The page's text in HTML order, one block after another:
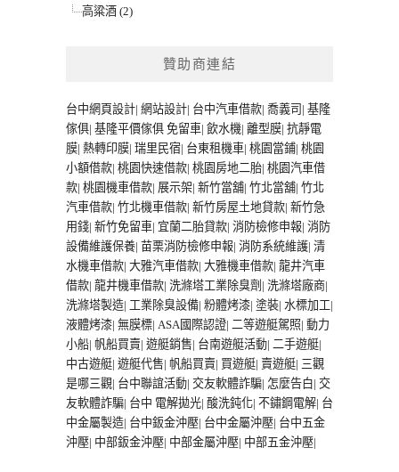
高粱酒 (2)
贊助商連結
台中網頁設計| 網站設計| 台中汽車借款| 喬義司 | 基隆
傢俱| 基隆平價傢俱 免留車| 飲水機| 離型膜| 抗靜電
膜| 熱轉印膜| 瑞里民宿| 台東租機車| 桃園當鋪| 桃園
小額借款| 桃園快速借款| 桃園房地二胎| 桃園汽車借
款| 桃園機車借款| 展示架| 新竹當舖| 竹北當舖| 竹北
汽車借款| 竹北機車借款| 新竹房屋土地貸款| 新竹急
用錢| 新竹免留車| 宜蘭二胎貸款| 消防檢修申報| 消防
設備維護保養| 苗栗消防檢修申報| 消防系統維護| 清
水機車借款| 大雅汽車借款| 大雅機車借款| 龍井汽車
借款| 龍井機車借款| 洗滌塔工業除臭劑 | 洗滌塔廠商|
洗滌塔製造| 工業除臭設備| 粉體烤漆| 塗裝| 水標加工|
液體烤漆| 無膜標| ASA國際認證| 二等遊艇駕照| 動力
小船| 帆船買賣| 遊艇銷售| 台南遊艇活動| 二手遊艇|
中古遊艇| 遊艇代售| 帆船買賣| 買遊艇| 賣遊艇| 三觀
是哪三觀| 台中聯誼活動| 交友軟體詐騙| 怎麼告白| 交
友軟體詐騙| 台中 電解拋光| 酸洗鈍化| 不鏽鋼電解| 台
中金屬製造| 台中鈑金沖壓| 台中金屬沖壓| 台中五金
沖壓| 中部鈑金沖壓| 中部金屬沖壓| 中部五金沖壓|